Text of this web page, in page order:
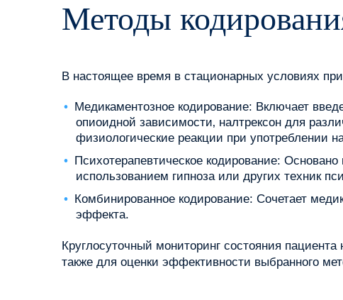
Методы
В настоящее время в стационарных условиях
Медикаментозное кодирование: Включает
опиоидной зависимости‚ налтрексон для
физиологические реакции при употреблении
Психотерапевтическое кодирование:
использованием гипноза или других техник
Комбинированное кодирование: Сочетает
эффекта.
Круглосуточный мониторинг состояния
также для оценки эффективности выбранного